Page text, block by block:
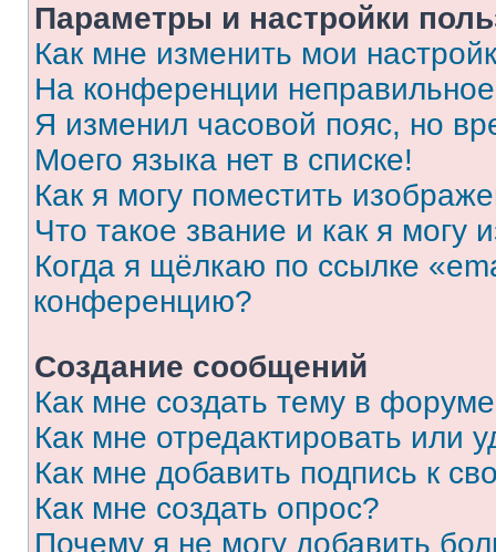
Параметры и настройки
Как мне изменить мои
На конференции
Я изменил часовой пояс, но
Моего языка нет в списке!
Как я могу поместить
Что такое звание и как я могу
Когда я щёлкаю по ссылке
конференцию?
Создание сообщений
Как мне создать тему в
Как мне отредактировать или
Как мне добавить подпись к
Как мне создать опрос?
Почему я не могу добавить